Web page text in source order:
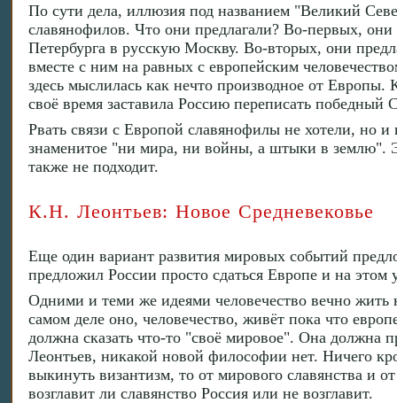
По сути дела, иллюзия под названием "Великий
славянофилов. Что они предлагали? Во-первых, они
Петербурга в русскую Москву. Во-вторых, они
вместе с ним на равных с европейским
здесь мыслилась как нечто производное от
своё время заставила Россию переписать
Рвать связи с Европой славянофилы не хотели, но
знаменитое "ни мира, ни войны, а штыки в землю".
также не подходит.
К.Н. Леонтьев: Новое Средневековье
Еще один вариант развития мировых событий
предложил России просто сдаться Европе и на
Одними и теми же идеями человечество вечно
самом деле оно, человечество, живёт пока что
должна сказать что-то "своё мировое". Она
Леонтьев, никакой новой философии нет. Ничего
выкинуть византизм, то от мирового славянства и
возглавит ли славянство Россия или не возглавит.